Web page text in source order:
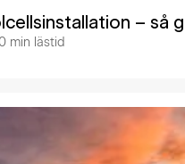
– så
min lästid